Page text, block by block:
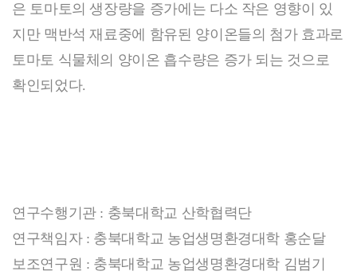
은 토마토의 생장량을 증가에는 다소 작은 영향이 있
지만 맥반석 재료중에 함유된 양이온들의 첨가 효과로
토마토 식물체의 양이온 흡수량은 증가 되는 것으로
확인되었다.
연구수행기관 : 충북대학교 산학협력단
연구책임자 : 충북대학교 농업생명환경대학 홍순달
보조연구원 : 충북대학교 농업생명환경대학 김범기